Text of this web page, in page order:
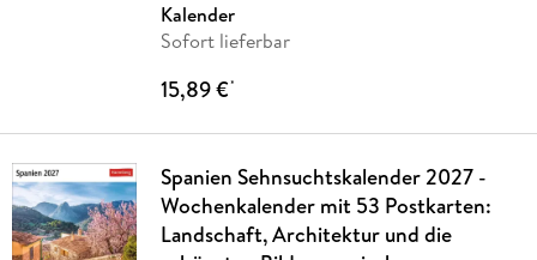
Kalender
Sofort lieferbar
15,89 €*
Spanien Sehnsuchtskalender 2027 -
Wochenkalender mit 53 Postkarten:
Landschaft, Architektur und die